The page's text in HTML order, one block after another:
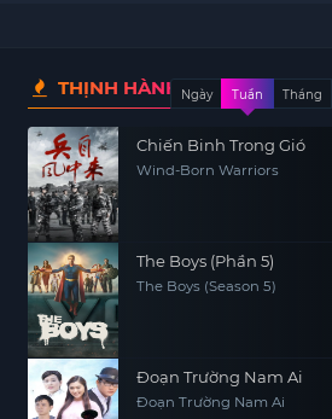
THỊNH HÀNHNgày Tuần Tháng
Chiến Binh Trong Gió
Wind-Born Warriors
The Boys (Phần 5)
The Boys (Season 5)
Đoạn Trường Nam Ai
Đoạn Trường Nam Ai